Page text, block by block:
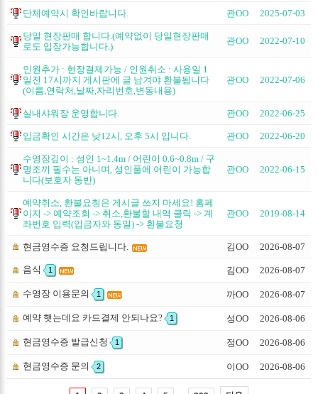
단체예약시 확인바랍니다. 관OO 2025-07-03
당일 현장판매 합니다.(예약없이 당일현장판매
로도 입장가능합니다.)
관OO 2022-07-10
인원추가 : 현장결제가능 / 인원취소 : 사용일 1
일전 17시까지 게시판에 글 남겨야 환불됩니다
(이름,연락처,날짜,자리번호,변동내용)
관OO 2022-07-06
실내샤워장 운영합니다. 관OO 2022-06-25
입금확인 시간은 낮12시, 오후 5시 입니다. 관OO 2022-06-20
수영장깊이 : 성인 1~1.4m / 어린이 0.6~0.8m / 구
명조끼 필수는 아니며, 성인풀에 어린이 가능합
니다(보호자 동반)
관OO 2022-06-15
예약취소, 환불요청은 게시글 쓰지 마세요! 홈페
이지 -> 예약조회 -> 취소,환불할 내역 클릭 -> 계
좌번호 입력(입금자와 동일) -> 환불요청
관OO 2019-08-14
현금영수증 요청드립니다. 김OO 2026-08-07
음식 1 김OO 2026-08-07
수영장 이용문의 1 까OO 2026-08-07
예약 햇는데요 카드결제 안되나요? 1 성OO 2026-08-06
현금영수증 발급신청 1 정OO 2026-08-06
현금영수증 문의 2 이OO 2026-08-06